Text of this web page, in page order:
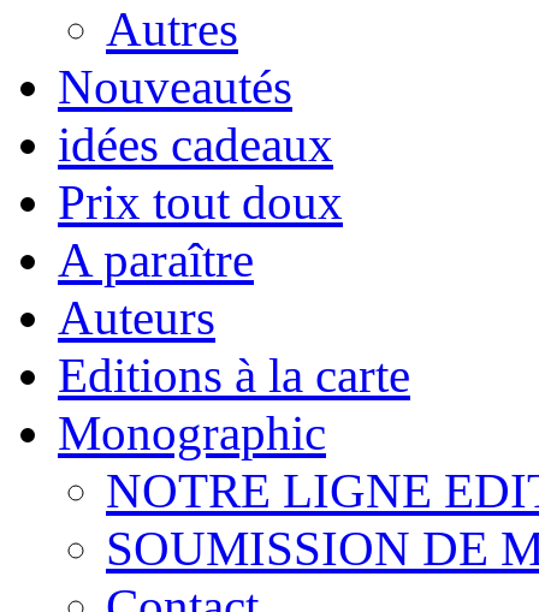
Autres
Nouveautés
idées cadeaux
Prix tout doux
A paraître
Auteurs
Editions à la carte
Monographic
NOTRE LIGNE
SOUMISSION DE